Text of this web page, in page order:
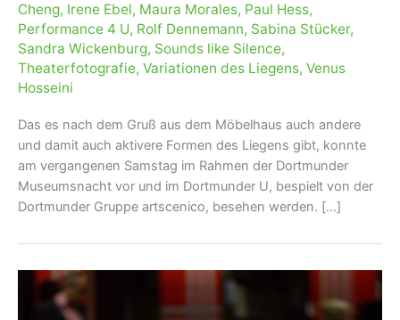
Cheng, Irene Ebel, Maura Morales, Paul Hess,
Performance 4 U, Rolf Dennemann, Sabina Stücker,
Sandra Wickenburg, Sounds like Silence,
Theaterfotografie, Variationen des Liegens, Venus
Hosseini
Das es nach dem Gruß aus dem Möbelhaus auch andere
und damit auch aktivere Formen des Liegens gibt, konnte
am vergangenen Samstag im Rahmen der Dortmunder
Museumsnacht vor und im Dortmunder U, bespielt von der
Dortmunder Gruppe artscenico, besehen werden. [...]